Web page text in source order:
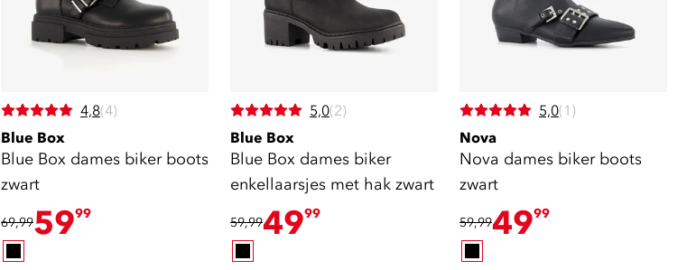
4,8(4)
Blue Box
Blue Box dames biker boots
zwart
69,995999
5,0(2)
Blue Box
Blue Box dames biker
enkellaarsjes met hak zwart
59,994999
5,0(1)
Nova
Nova dames biker boots
zwart
59,994999